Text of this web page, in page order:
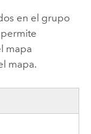
en el grupo
permite
mapa
mapa.